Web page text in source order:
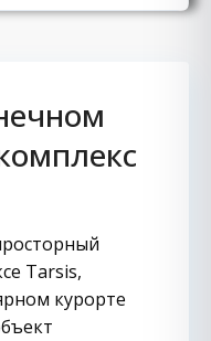
Tarsis,
курорте